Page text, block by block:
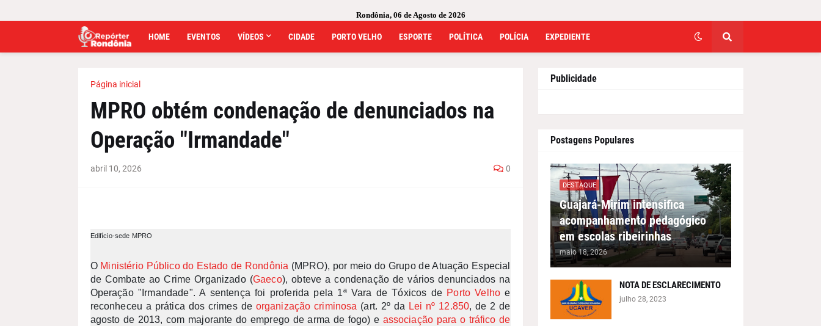
Rondônia, 06 de Agosto de 2026
HOME EVENTOS VÍDEOS CIDADE PORTO VELHO ESPORTE POLÍTICA POLÍCIA EXPEDIENTE
Página inicial
MPRO obtém condenação de denunciados na
Operação "Irmandade"
abril 10, 2026 0
Edifício-sede MPRO
O Ministério Público do Estado de Rondônia (MPRO), por meio do Grupo de Atuação Especial
de Combate ao Crime Organizado (Gaeco), obteve a condenação de vários denunciados na
Operação "Irmandade". A sentença foi proferida pela 1ª Vara de Tóxicos de Porto Velho e
reconheceu a prática dos crimes de organização criminosa (art. 2º da Lei nº 12.850, de 2 de
agosto de 2013, com majorante do emprego de arma de fogo) e associação para o tráfico de
Publicidade
Postagens Populares
DESTAQUE
Guajará-Mirim intensifica
acompanhamento pedagógico
em escolas ribeirinhas
maio 18, 2026
NOTA DE ESCLARECIMENTO
julho 28, 2023